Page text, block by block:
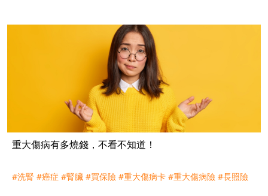
重大傷病有多燒錢，不看不知道！
#洗腎 #癌症 #腎臟 #買保險 #重大傷病卡 #重大傷病險 #長照險